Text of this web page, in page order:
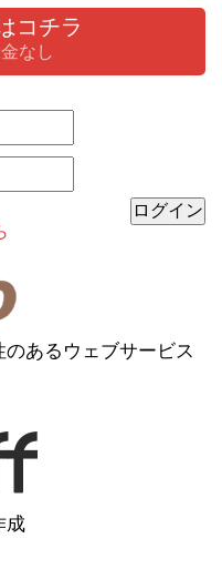
コチラ
なし
あるウェブサービス
成